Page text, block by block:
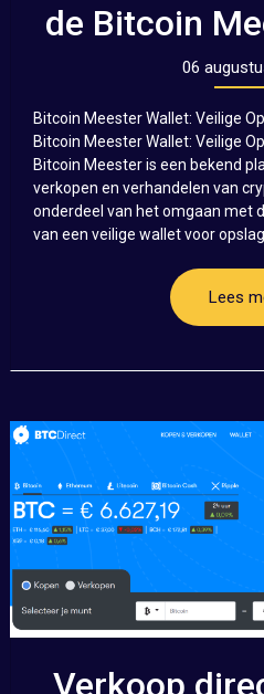
de Bitcoin
06
Bitcoin Meester Wallet: Veilige
Bitcoin Meester Wallet: Veilige
Bitcoin Meester is een bekend
verkopen en verhandelen van
onderdeel van het omgaan met
van een veilige wallet voor
Lees
Verkoop